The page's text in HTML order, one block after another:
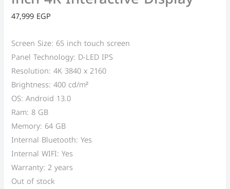
47,999 EGP
Screen Size: 65 inch touch screen
Panel Technology: D-LED IPS
Resolution: 4K 3840 x 2160
Brightness: 400 cd/m²
OS: Android 13.0
Ram: 8 GB
Memory: 64 GB
Internal Bluetooth: Yes
Internal WIFI: Yes
Warranty: 2 years
Out of stock